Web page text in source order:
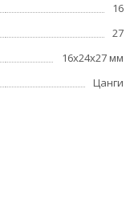
16
27
16x24x27 мм
Цанги